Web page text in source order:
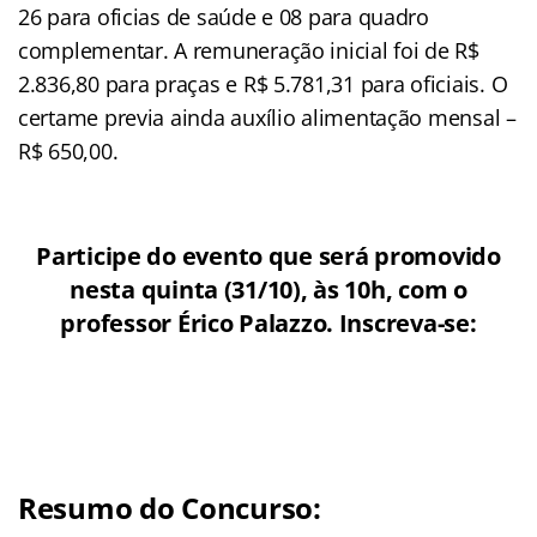
26 para oficias de saúde e 08 para quadro
complementar. A remuneração inicial foi de R$
2.836,80 para praças e R$ 5.781,31 para oficiais. O
certame previa ainda auxílio alimentação mensal –
R$ 650,00.
Participe do evento que será promovido
nesta quinta (31/10), às 10h, com o
professor Érico Palazzo. Inscreva-se:
Resumo do Concurso: